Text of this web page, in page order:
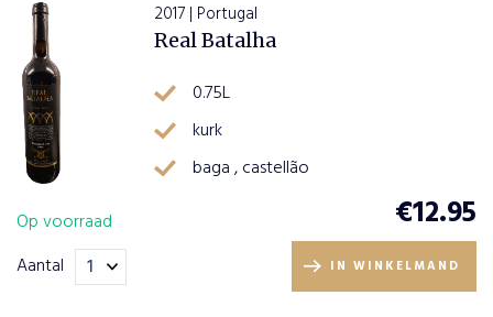
2017 | Portugal
Real Batalha
0.75L
kurk
baga , castellão
Op voorraad
€12.95
Aantal IN WINKELMAND